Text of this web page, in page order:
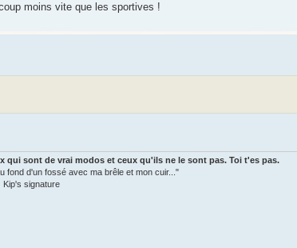
moins vite que les sportives !
qui sont de vrai modos et ceux qu'ils ne le sont pas. Toi t'es pas.
fond d'un fossé avec ma brêle et mon cuir..."
Kip's signature